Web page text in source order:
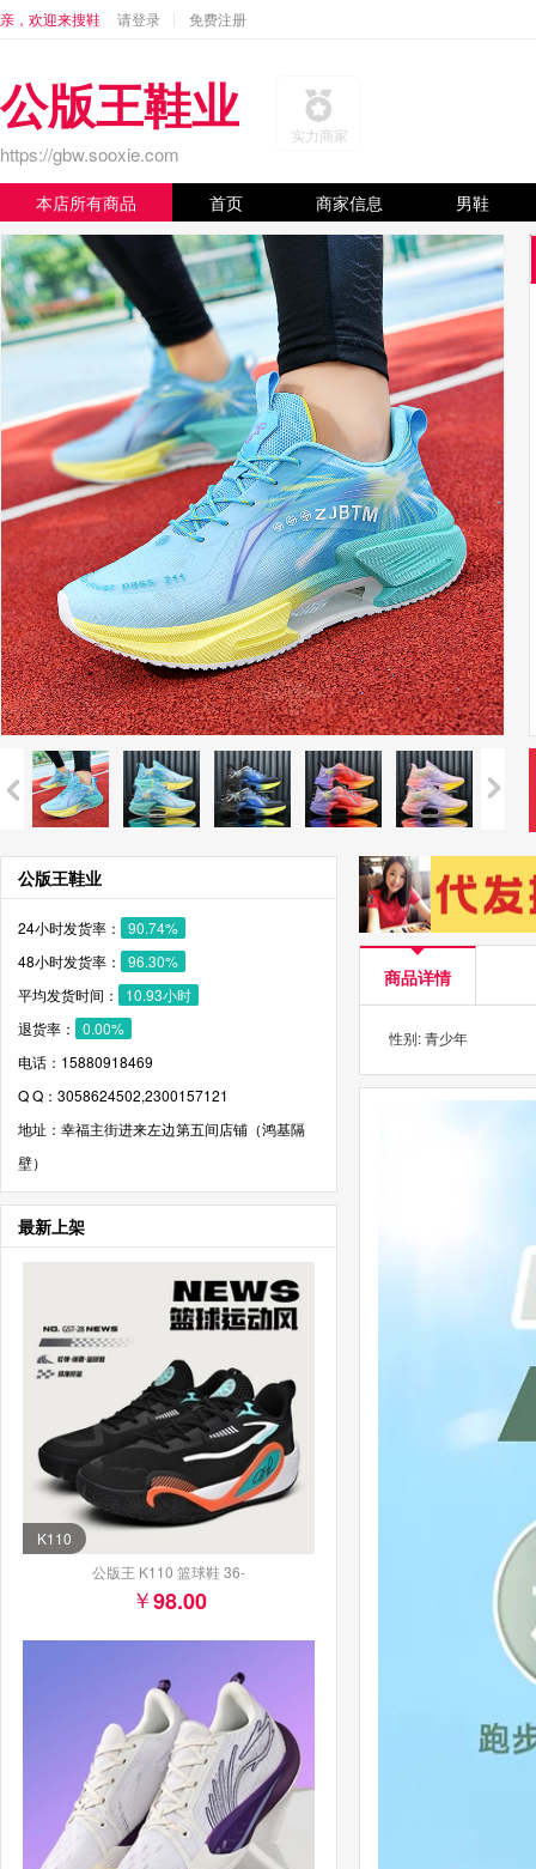
亲，欢迎来搜鞋 请登录 免费注册
公版王鞋业
https://gbw.sooxie.com
实力商家
本店所有商品 首页 商家信息 男鞋
公版王鞋业
24小时发货率：
90.74%
48小时发货率：
96.30%
平均发货时间：
10.93小时
退货率：
0.00%
电话：15880918469
Q Q：3058624502,2300157121
地址：幸福主街进来左边第五间店铺（鸿基隔
壁）
最新上架
K110
公版王 K110 篮球鞋 36-
98.00
商品详情
性别: 青少年